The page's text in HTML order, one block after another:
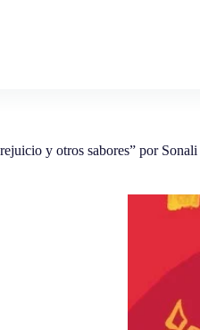
y otros sabores” por